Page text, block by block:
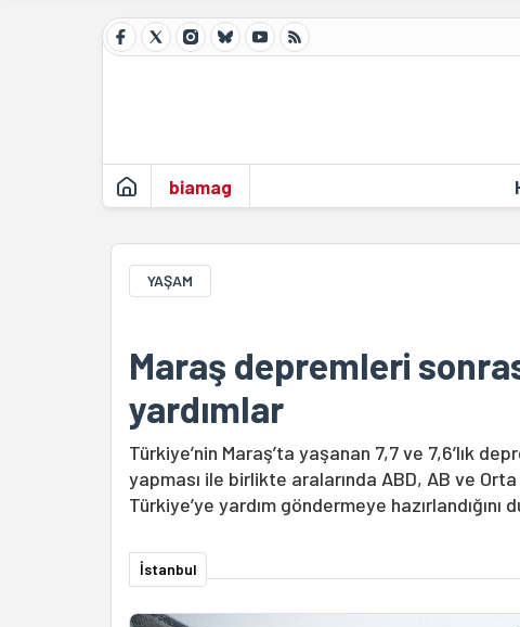
biamag
YAŞAM
Maraş depremleri
yardımlar
Türkiye’nin Maraş’ta yaşanan 7,7 ve 7,6’lık
yapması ile birlikte aralarında ABD, AB ve
Türkiye’ye yardım göndermeye hazırlandığını
İstanbul